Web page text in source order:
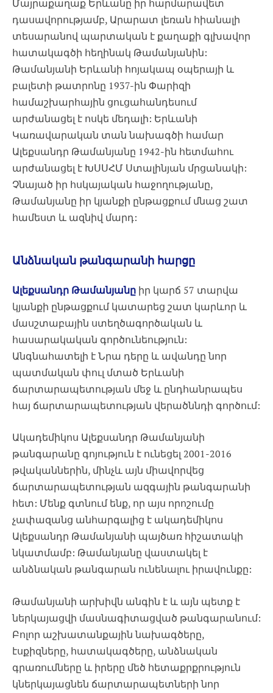
Մայրաքաղաք Երևանը իր հարմարավետ
դասավորությամբ, Արարատ լեռան հիանալի
տեսարանով պարտական է քաղաքի գլխավոր
հատակագծի հեղինակ Թամանյանին:
Թամանյանի Երևանի հոյակապ օպերայի և
բալետի թատրոնը 1937-ին Փարիզի
համաշխարհային ցուցահանդեսում
արժանացել է ոսկե մեդալի: Երևանի
Կառավարական տան նախագծի համար
Ալեքսանդր Թամանյանը 1942-ին հետմահու
արժանացել է ԽՍՍՀՄ Ստալինյան մրցանակի:
Չնայած իր հսկայական հաջողությանը,
Թամանյանը իր կյանքի ընթացքում մնաց շատ
համեստ և ազնիվ մարդ:
Անձնական թանգարանի հարցը
Ալեքսանդր Թամանյանը իր կարճ 57 տարվա
կյանքի ընթացքում կատարեց շատ կարևոր և
մասշտաբային ստեղծագործական և
հասարակական գործունեություն:
Անգնահատելի է Նրա դերը և ավանդը նոր
պատմական փուլ մտած Երևանի
ճարտարապետության մեջ և ընդհանրապես
հայ ճարտարապետության վերածննդի գործում:
Ակադեմիկոս Ալեքսանդր Թամանյանի
թանգարանը գոյություն է ունեցել 2001-2016
թվականներին, մինչև այն միավորվեց
ճարտարապետության ազգային թանգարանի
հետ: Մենք գտնում ենք, որ այս որոշումը
չափազանց անհարգալից է ակադեմիկոս
Ալեքսանդր Թամանյանի պայծառ հիշատակի
նկատմամբ: Թամանյանը վաստակել է
անձնական թանգարան ունենալու իրավունքը:
Թամանյանի արխիվն անգին է և այն պետք է
ներկայացվի մասնագիտացված թանգարանում:
Բոլոր աշխատանքային նախագծերը,
էսքիզները, հատակագծերը, անձնական
գրառումները և իրերը մեծ հետաքրքրություն
կներկայացնեն ճարտարապետների նոր